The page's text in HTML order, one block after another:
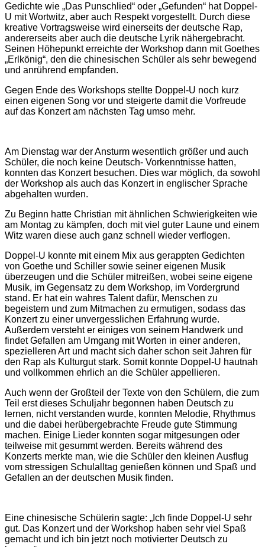
Gedichte wie „Das Punschlied“ oder „Gefunden“ hat Doppel-
U mit Wortwitz, aber auch Respekt vorgestellt. Durch diese
kreative Vortragsweise wird einerseits der deutsche Rap,
andererseits aber auch die deutsche Lyrik nähergebracht.
Seinen Höhepunkt erreichte der Workshop dann mit Goethes
„Erlkönig“, den die chinesischen Schüler als sehr bewegend
und anrührend empfanden.
Gegen Ende des Workshops stellte Doppel-U noch kurz
einen eigenen Song vor und steigerte damit die Vorfreude
auf das Konzert am nächsten Tag umso mehr.
Am Dienstag war der Ansturm wesentlich größer und auch
Schüler, die noch keine Deutsch- Vorkenntnisse hatten,
konnten das Konzert besuchen. Dies war möglich, da sowohl
der Workshop als auch das Konzert in englischer Sprache
abgehalten wurden.
Zu Beginn hatte Christian mit ähnlichen Schwierigkeiten wie
am Montag zu kämpfen, doch mit viel guter Laune und einem
Witz waren diese auch ganz schnell wieder verflogen.
Doppel-U konnte mit einem Mix aus gerappten Gedichten
von Goethe und Schiller sowie seiner eigenen Musik
überzeugen und die Schüler mitreißen, wobei seine eigene
Musik, im Gegensatz zu dem Workshop, im Vordergrund
stand. Er hat ein wahres Talent dafür, Menschen zu
begeistern und zum Mitmachen zu ermutigen, sodass das
Konzert zu einer unvergesslichen Erfahrung wurde.
Außerdem versteht er einiges von seinem Handwerk und
findet Gefallen am Umgang mit Worten in einer anderen,
spezielleren Art und macht sich daher schon seit Jahren für
den Rap als Kulturgut stark. Somit konnte Doppel-U hautnah
und vollkommen ehrlich an die Schüler appellieren.
Auch wenn der Großteil der Texte von den Schülern, die zum
Teil erst dieses Schuljahr begonnen haben Deutsch zu
lernen, nicht verstanden wurde, konnten Melodie, Rhythmus
und die dabei herübergebrachte Freude gute Stimmung
machen. Einige Lieder konnten sogar mitgesungen oder
teilweise mit gesummt werden. Bereits während des
Konzerts merkte man, wie die Schüler den kleinen Ausflug
vom stressigen Schulalltag genießen können und Spaß und
Gefallen an der deutschen Musik finden.
Eine chinesische Schülerin sagte: „Ich finde Doppel-U sehr
gut. Das Konzert und der Workshop haben sehr viel Spaß
gemacht und ich bin jetzt noch motivierter Deutsch zu